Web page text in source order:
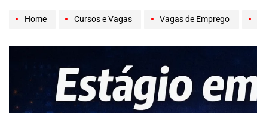
Home Cursos e Vagas Vagas de Emprego